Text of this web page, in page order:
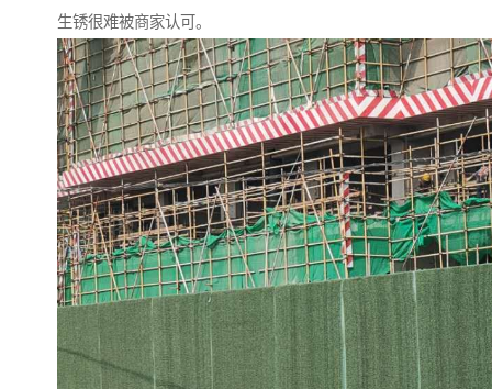
生锈很难被商家认可。